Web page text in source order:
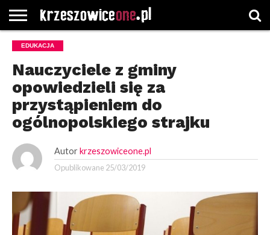
STRONA
GŁÓWNA
WYBORY
WYBIERZ
ROZKŁADY
GREGORCZYK
KONTAKT
EDUKACJA
Nauczyciele z gminy
opowiedzieli się za
przystąpieniem do
ogólnopolskiego strajku
Autor krzeszowiceone.pl
Opublikowane 25/03/2019